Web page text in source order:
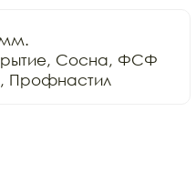
мм.
Сосна, ФСФ
Профнастил